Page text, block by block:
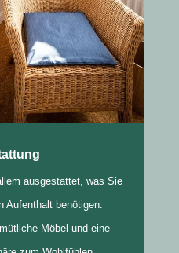
ausgestattet, was Sie
Aufenthalt benötigen:
Möbel und eine